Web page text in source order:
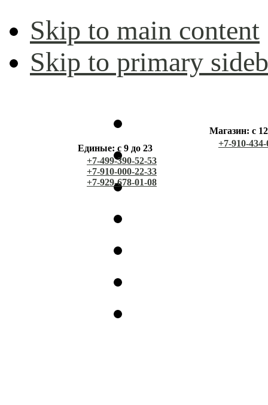
Skip to main content
Skip to primary
Единые: с 9 до 23
+7-499-390-52-53
+7-910-000-22-33
+7-929-678-01-08
Магазин: с
+7-910-